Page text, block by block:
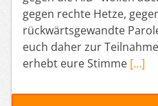
gegen rechte Hetze,
rückwärtsgewandte
euch daher zur
erhebt eure Stimme […]